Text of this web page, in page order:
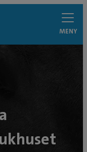
MENY